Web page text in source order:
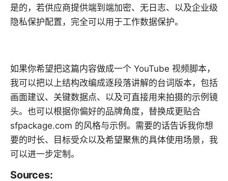
是的，若供应商提供端到端加密、无日志、以及企业级
隐私保护配置，完全可以用于工作数据保护。
如果你希望把这篇内容做成一个 YouTube 视频脚本，
我可以把以上结构改编成逐段落讲解的台词版本，包括
画面建议、关键数据点、以及可直接用来拍摄的示例镜
头。也可以根据你偏好的品牌角度，替换成更贴合
sfpackage.com 的风格与示例。需要的话告诉我你想
要的时长、目标受众以及希望聚焦的具体使用场景，我
可以进一步定制。
Sources: